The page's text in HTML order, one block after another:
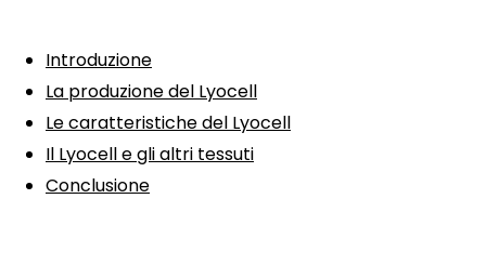
Introduzione
La produzione del Lyocell
Le caratteristiche del Lyocell
Il Lyocell e gli altri tessuti
Conclusione